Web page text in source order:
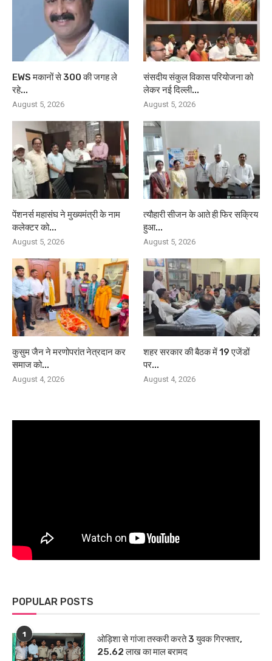
EWS मकानों से 300 की जगह ले
रहे...
August 5, 2026
संसदीय संकुल विकास परियोजना को
लेकर नई दिल्ली...
August 5, 2026
पेंशनर्स महासंघ ने मुख्यमंत्री के नाम
कलेक्टर को...
August 5, 2026
त्यौहारी सीजन के आते ही फिर सक्रिय
हुआ...
August 5, 2026
कुसुम जैन ने मरणोपरांत नेत्रदान कर
समाज को...
August 4, 2026
शहर सरकार की बैठक में 19 एजेंडों
पर...
August 4, 2026
POPULAR POSTS
1
ओड़िशा से गांजा तस्करी करते 3 युवक गिरफ्तार,
25.62 लाख का माल बरामद